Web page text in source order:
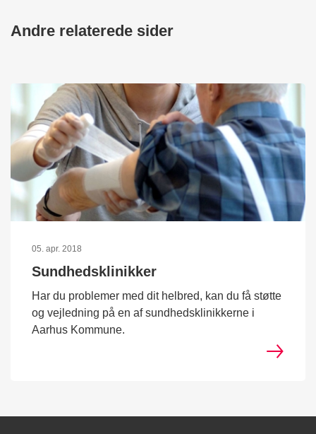
Andre relaterede sider
05. apr. 2018
Sundhedsklinikker
Har du problemer med dit helbred, kan du få støtte
og vejledning på en af sundhedsklinikkerne i
Aarhus Kommune.